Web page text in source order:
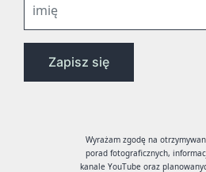
Wyrażam zgodę na
porad fotograficznych,
kanale YouTube oraz